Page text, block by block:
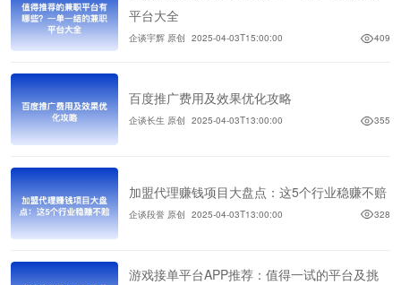
平台大全
企谈宇辉 原创 2025-04-03T15:00:00 409
百度推广费用及效果优化攻略
企谈长生 原创 2025-04-03T13:00:00 355
加盟代理赚钱项目大盘点：这5个行业稳赚不赔
企谈段誉 原创 2025-04-03T13:00:00 328
游戏接单平台APP推荐：值得一试的平台及挑